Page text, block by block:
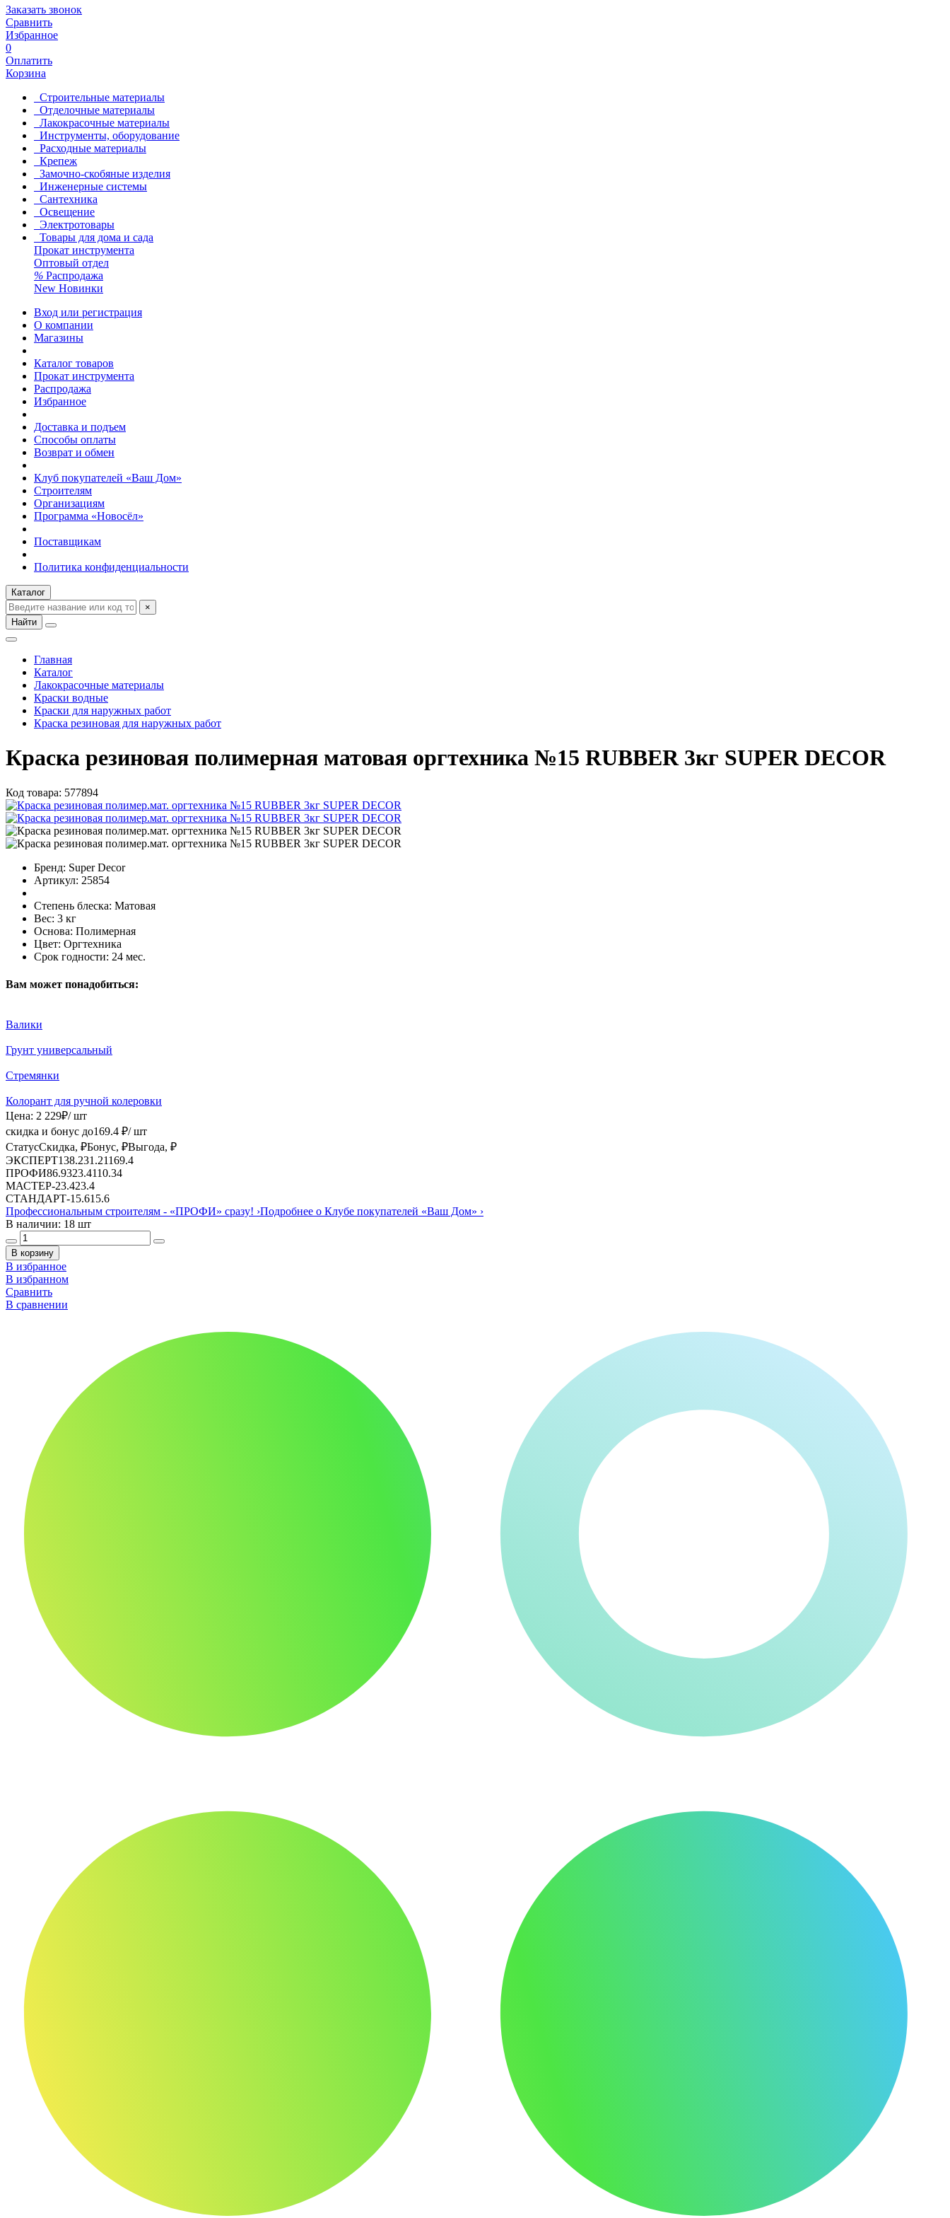
Заказать звонок
Сравнить
Избранное
0
Оплатить
Корзина
Строительные материалы
Отделочные материалы
Лакокрасочные материалы
Инструменты, оборудование
Расходные материалы
Крепеж
Замочно-скобяные изделия
Инженерные системы
Сантехника
Освещение
Электротовары
Товары для дома и сада
Прокат инструмента
Оптовый отдел
% Распродажа
New Новинки
Вход или регистрация
О компании
Магазины
Каталог товаров
Прокат инструмента
Распродажа
Избранное
Доставка и подъем
Способы оплаты
Возврат и обмен
Клуб покупателей «Ваш Дом»
Строителям
Организациям
Программа «Новосёл»
Поставщикам
Политика конфиденциальности
Каталог
×
Найти
Главная
Каталог
Лакокрасочные материалы
Краски водные
Краски для наружных работ
Краска резиновая для наружных работ
Краска резиновая полимерная матовая оргтехника №15 RUBBER 3кг SUPER DECOR
Код товара: 577894
Бренд: Super Decor
Артикул: 25854
Степень блеска: Матовая
Вес: 3 кг
Основа: Полимерная
Цвет: Оргтехника
Срок годности: 24 мес.
Вам может понадобиться:
Валики
Грунт универсальный
Стремянки
Колорант для ручной колеровки
Цена: 2 229₽/ шт
скидка и бонус до169.4 ₽/ шт
СтатусСкидка, ₽Бонус, ₽Выгода, ₽
ЭКСПЕРТ138.231.21169.4
ПРОФИ86.9323.4110.34
МАСТЕР-23.423.4
СТАНДАРТ-15.615.6
Профессиональным строителям - «ПРОФИ» сразу! ›Подробнее о Клубе покупателей «Ваш Дом» ›
В наличии: 18 шт
В корзину
В избранное
В избранном
Сравнить
В сравнении